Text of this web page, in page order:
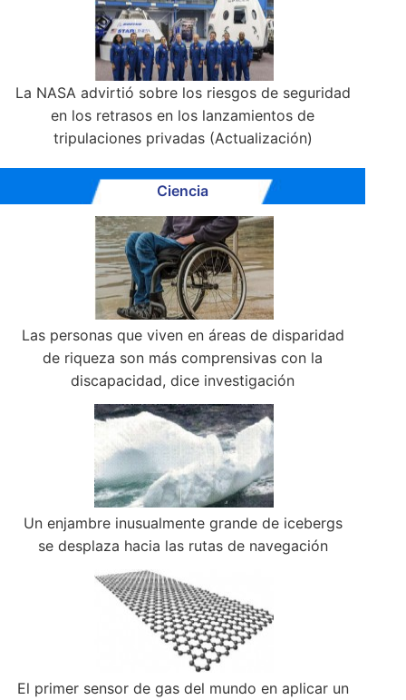
La NASA advirtió sobre los riesgos de seguridad
en los retrasos en los lanzamientos de
tripulaciones privadas (Actualización)
Ciencia
Las personas que viven en áreas de disparidad
de riqueza son más comprensivas con la
discapacidad, dice investigación
Un enjambre inusualmente grande de icebergs
se desplaza hacia las rutas de navegación
El primer sensor de gas del mundo en aplicar un